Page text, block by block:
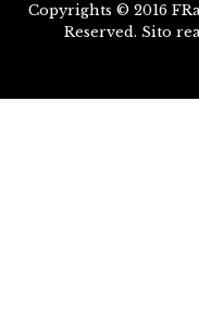
Copyrights © 2016
Reserved. Sito